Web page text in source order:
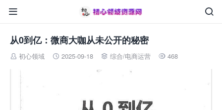


从0到亿：微商大咖从未公开的秘密
 初心领域  2025-09-18  综合/电商运营  468